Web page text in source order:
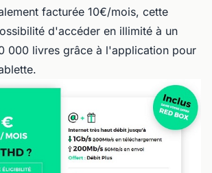
facturée 10€/mois, cette
d'accéder en illimité à un
000 livres grâce à l'application pour